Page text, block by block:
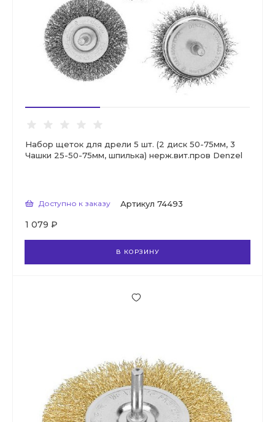
Набор щеток для дрели 5 шт. (2 диск 50-75мм, 3
Чашки 25-50-75мм, шпилька) нерж.вит.пров Denzel
Доступно к заказу Артикул 74493
1 079 ₽
В КОРЗИНУ